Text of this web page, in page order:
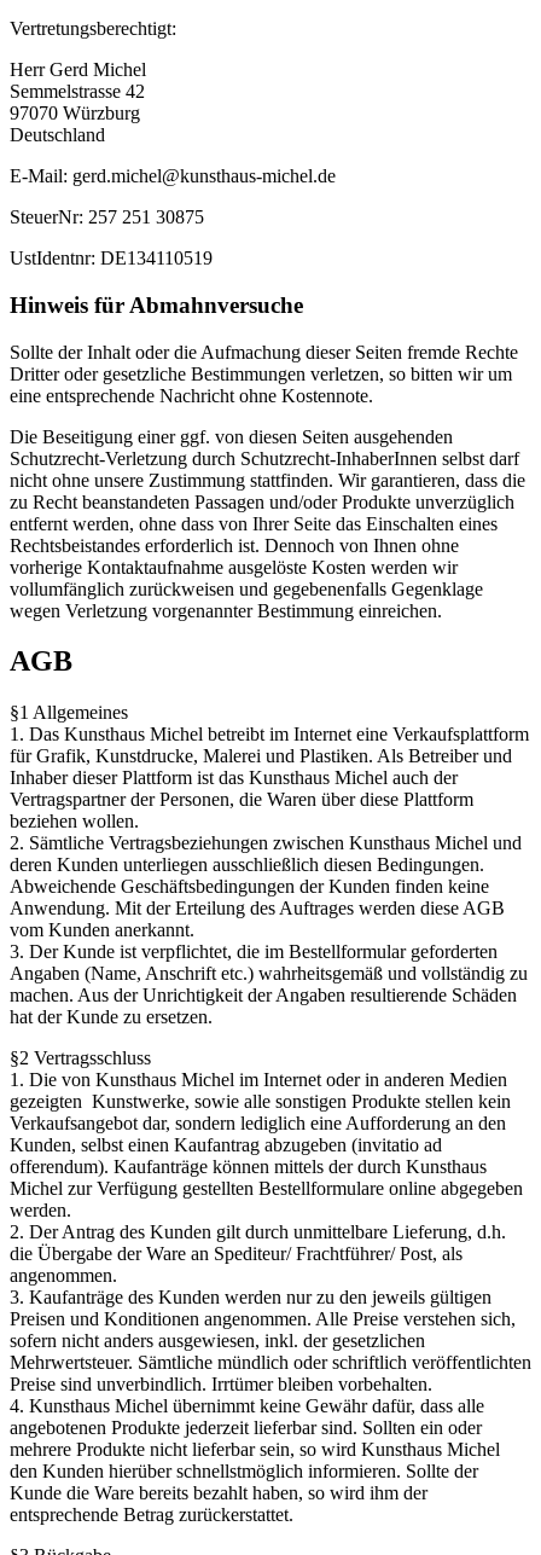
Vertretungsberechtigt:
Herr Gerd Michel
Semmelstrasse 42
97070 Würzburg
Deutschland
E-Mail: gerd.michel@kunsthaus-michel.de
SteuerNr: 257 251 30875
UstIdentnr: DE134110519
Hinweis für Abmahnversuche
Sollte der Inhalt oder die Aufmachung dieser Seiten fremde Rechte
Dritter oder gesetzliche Bestimmungen verletzen, so bitten wir um
eine entsprechende Nachricht ohne Kostennote.
Die Beseitigung einer ggf. von diesen Seiten ausgehenden
Schutzrecht-Verletzung durch Schutzrecht-InhaberInnen selbst darf
nicht ohne unsere Zustimmung stattfinden. Wir garantieren, dass die
zu Recht beanstandeten Passagen und/oder Produkte unverzüglich
entfernt werden, ohne dass von Ihrer Seite das Einschalten eines
Rechtsbeistandes erforderlich ist. Dennoch von Ihnen ohne
vorherige Kontaktaufnahme ausgelöste Kosten werden wir
vollumfänglich zurückweisen und gegebenenfalls Gegenklage
wegen Verletzung vorgenannter Bestimmung einreichen.
AGB
§1 Allgemeines
1. Das Kunsthaus Michel betreibt im Internet eine Verkaufsplattform
für Grafik, Kunstdrucke, Malerei und Plastiken. Als Betreiber und
Inhaber dieser Plattform ist das Kunsthaus Michel auch der
Vertragspartner der Personen, die Waren über diese Plattform
beziehen wollen.
2. Sämtliche Vertragsbeziehungen zwischen Kunsthaus Michel und
deren Kunden unterliegen ausschließlich diesen Bedingungen.
Abweichende Geschäftsbedingungen der Kunden finden keine
Anwendung. Mit der Erteilung des Auftrages werden diese AGB
vom Kunden anerkannt.
3. Der Kunde ist verpflichtet, die im Bestellformular geforderten
Angaben (Name, Anschrift etc.) wahrheitsgemäß und vollständig zu
machen. Aus der Unrichtigkeit der Angaben resultierende Schäden
hat der Kunde zu ersetzen.
§2 Vertragsschluss
1. Die von Kunsthaus Michel im Internet oder in anderen Medien
gezeigten Kunstwerke, sowie alle sonstigen Produkte stellen kein
Verkaufsangebot dar, sondern lediglich eine Aufforderung an den
Kunden, selbst einen Kaufantrag abzugeben (invitatio ad
offerendum). Kaufanträge können mittels der durch Kunsthaus
Michel zur Verfügung gestellten Bestellformulare online abgegeben
werden.
2. Der Antrag des Kunden gilt durch unmittelbare Lieferung, d.h.
die Übergabe der Ware an Spediteur/ Frachtführer/ Post, als
angenommen.
3. Kaufanträge des Kunden werden nur zu den jeweils gültigen
Preisen und Konditionen angenommen. Alle Preise verstehen sich,
sofern nicht anders ausgewiesen, inkl. der gesetzlichen
Mehrwertsteuer. Sämtliche mündlich oder schriftlich veröffentlichten
Preise sind unverbindlich. Irrtümer bleiben vorbehalten.
4. Kunsthaus Michel übernimmt keine Gewähr dafür, dass alle
angebotenen Produkte jederzeit lieferbar sind. Sollten ein oder
mehrere Produkte nicht lieferbar sein, so wird Kunsthaus Michel
den Kunden hierüber schnellstmöglich informieren. Sollte der
Kunde die Ware bereits bezahlt haben, so wird ihm der
entsprechende Betrag zurückerstattet.